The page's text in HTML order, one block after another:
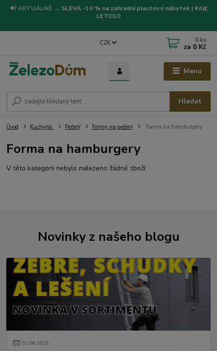
🔊 AKTUÁLNĚ → SLEVA -10 % na zahradní plastový nábytek | Kód:
LETO10
Menu
CZK
Hledat
0 ks
za 0 Kč
Úvod Kuchyně Pečení Formy na pečení Forma na hamburgery
Forma na hamburgery
V této kategorii nebylo nalezeno žádné zboží.
Novinky z našeho blogu
01.08.2026